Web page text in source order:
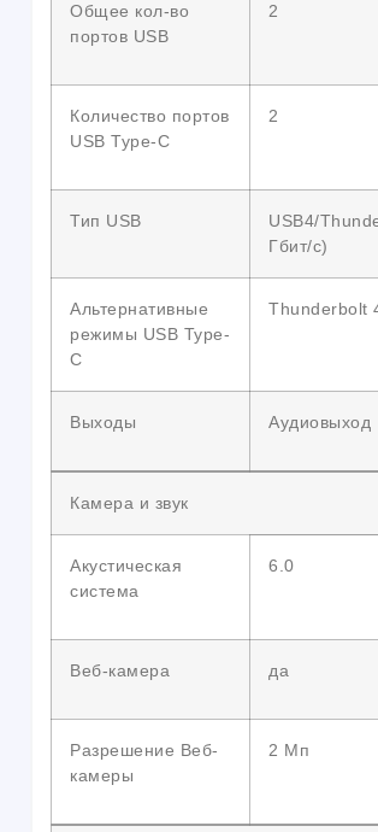
Общее кол-во
портов USB
2
Количество портов
USB Type-C
2
Тип USB
USB4/
Гбит/с)
Альтернативные
режимы USB Type-
C
Thunderbolt
Выходы Аудиовыход
Камера и звук
Акустическая
система
6.0
Веб-камера да
Разрешение Веб-
камеры
2 Мп